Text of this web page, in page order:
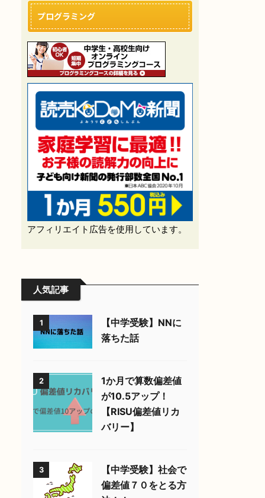
プログラミング
アフィリエイト広告を使用しています。
人気記事
1
【中学受験】NNに
落ちた話
2
1か月で算数偏差値
が10.5アップ！
【RISU偏差値リカ
バリー】
3
【中学受験】社会で
偏差値７０をとる方